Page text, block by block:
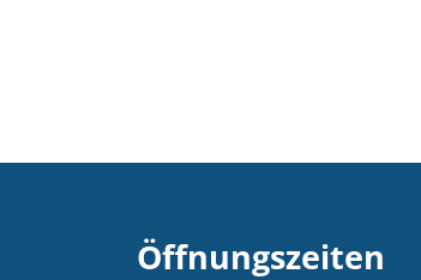
Öffnungszeiten